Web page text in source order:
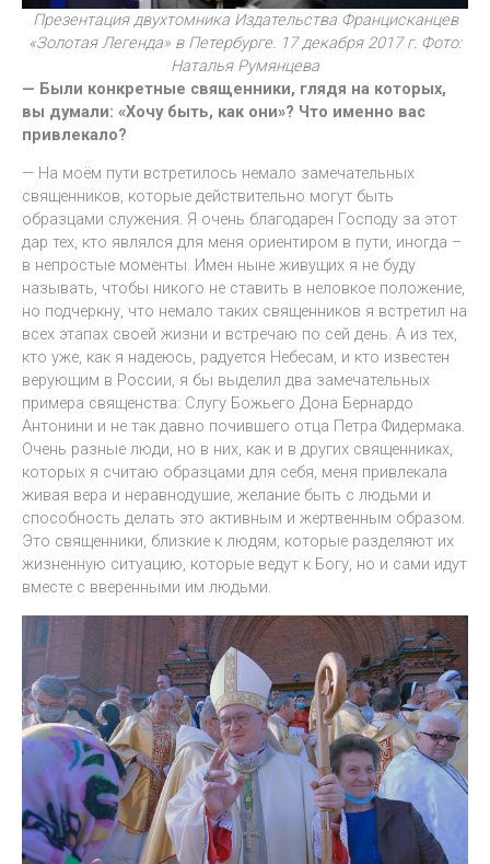
Презентация двухтомника Издательства Францисканцев
«Золотая Легенда» в Петербурге. 17 декабря 2017 г. Фото:
Наталья Румянцева
— Были конкретные священники, глядя на которых,
вы думали: «Хочу быть, как они»? Что именно вас
привлекало?
— На моём пути встретилось немало замечательных
священников, которые действительно могут быть
образцами служения. Я очень благодарен Господу за этот
дар тех, кто являлся для меня ориентиром в пути, иногда –
в непростые моменты. Имен ныне живущих я не буду
называть, чтобы никого не ставить в неловкое положение,
но подчеркну, что немало таких священников я встретил на
всех этапах своей жизни и встречаю по сей день. А из тех,
кто уже, как я надеюсь, радуется Небесам, и кто известен
верующим в России, я бы выделил два замечательных
примера священства: Слугу Божьего Дона Бернардо
Антонини и не так давно почившего отца Петра Фидермака.
Очень разные люди, но в них, как и в других священниках,
которых я считаю образцами для себя, меня привлекала
живая вера и неравнодушие, желание быть с людьми и
способность делать это активным и жертвенным образом.
Это священники, близкие к людям, которые разделяют их
жизненную ситуацию, которые ведут к Богу, но и сами идут
вместе с вверенными им людьми.